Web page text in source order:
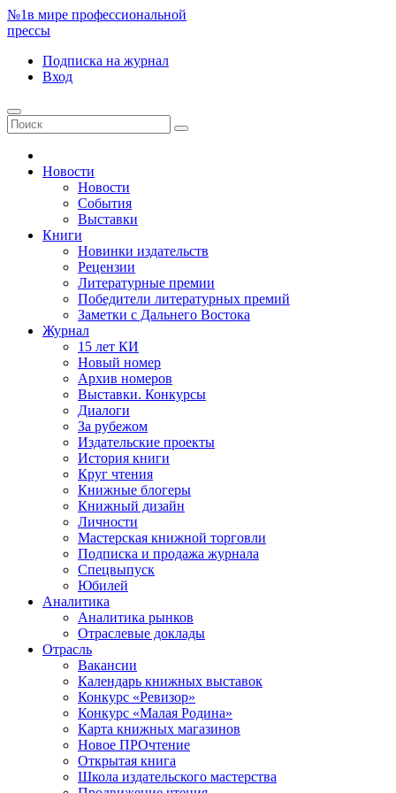
№1в мире профессиональной
прессы
Подписка на журнал
Вход
Новости
Новости
События
Выставки
Книги
Новинки издательств
Рецензии
Литературные премии
Победители литературных премий
Заметки с Дальнего Востока
Журнал
15 лет КИ
Новый номер
Архив номеров
Выставки. Конкурсы
Диалоги
За рубежом
Издательские проекты
История книги
Круг чтения
Книжные блогеры
Книжный дизайн
Личности
Мастерская книжной торговли
Подписка и продажа журнала
Спецвыпуск
Юбилей
Аналитика
Аналитика рынков
Отраслевые доклады
Отрасль
Вакансии
Календарь книжных выставок
Конкурс «Ревизор»
Конкурс «Малая Родина»
Карта книжных магазинов
Новое ПРОчтение
Открытая книга
Школа издательского мастерства